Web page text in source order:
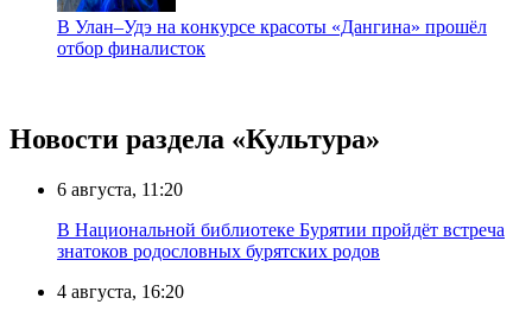
В Улан–Удэ на кoнкypcе красоты «Дaнгинa» прошёл
отбор финалисток
Новости раздела «Культура»
6 августа, 11:20
В Национальной библиотеке Бурятии пройдёт встреча
знатоков родословных бурятских родов
4 августа, 16:20